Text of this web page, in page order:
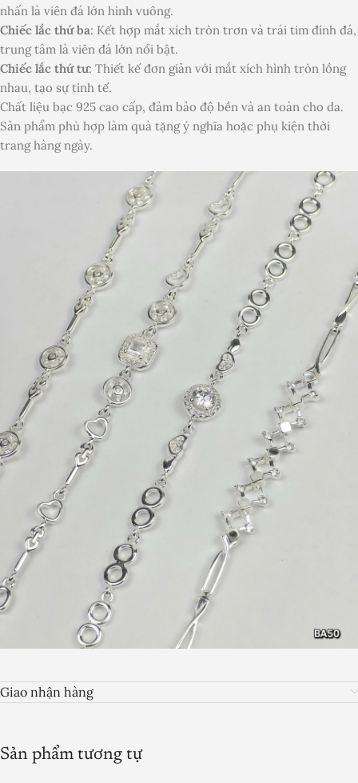
nhấn là viên đá lớn hình vuông.
Chiếc lắc thứ ba: Kết hợp mắt xích tròn trơn và trái tim đính đá,
trung tâm là viên đá lớn nổi bật.
Chiếc lắc thứ tư: Thiết kế đơn giản với mắt xích hình tròn lồng
nhau, tạo sự tinh tế.
Chất liệu bạc 925 cao cấp, đảm bảo độ bền và an toàn cho da.
Sản phẩm phù hợp làm quà tặng ý nghĩa hoặc phụ kiện thời
trang hàng ngày.
Giao nhận hàng
Sản phẩm tương tự